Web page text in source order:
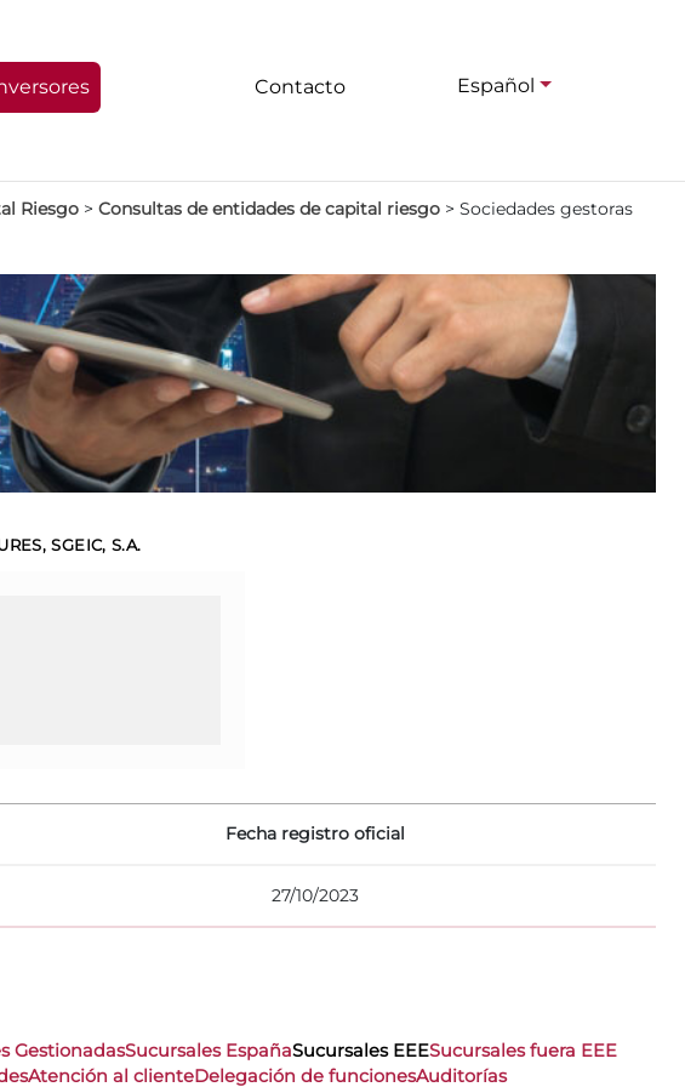
Contacto Español
Riesgo > Consultas de entidades de capital riesgo > Sociedades gestoras
SGEIC, S.A.
Fecha registro oficial
27/10/2023
GestionadasSucursales EspañaSucursales EEESucursales fuera EEE
Atención al clienteDelegación de funcionesAuditorías